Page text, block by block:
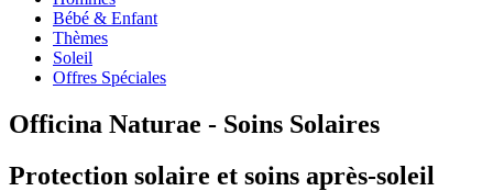
Bébé & Enfant
Thèmes
Soleil
Offres Spéciales
Officina Naturae - Soins Solaires
Protection solaire et soins après-soleil